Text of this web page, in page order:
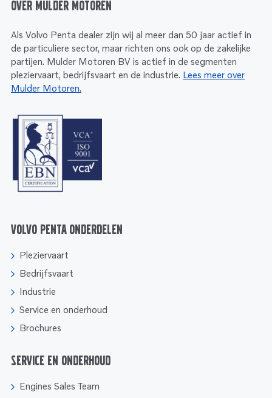
Over Mulder Motoren
Als Volvo Penta dealer zijn wij al meer dan 50 jaar actief in
de particuliere sector, maar richten ons ook op de zakelijke
partijen. Mulder Motoren BV is actief in de segmenten
pleziervaart, bedrijfsvaart en de industrie. Lees meer over
Mulder Motoren.
Volvo Penta onderdelen
Pleziervaart
Bedrijfsvaart
Industrie
Service en onderhoud
Brochures
Service en onderhoud
Engines Sales Team